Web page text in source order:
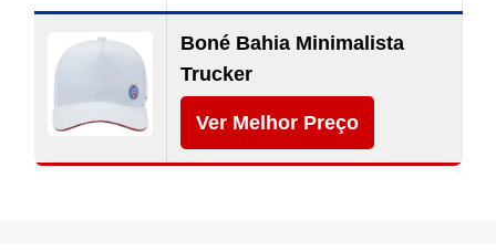
Boné Bahia Minimalista
Trucker
Ver Melhor Preço